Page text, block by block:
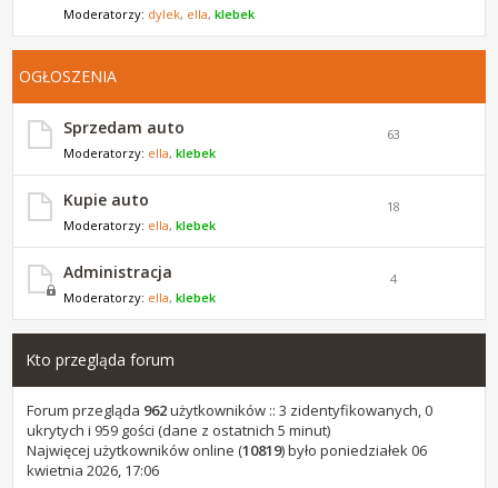
Moderatorzy: dylek, ella,klebek
OGŁOSZENIA
Sprzedam auto
Moderatorzy: ella,klebek
63
Kupie auto
Moderatorzy: ella,klebek
18
Administracja
Moderatorzy: ella,klebek
4
Kto przegląda forum
Forum przegląda 962użytkowników :: 3 zidentyfikowanych, 0
ukrytych i 959 gości (dane z ostatnich 5 minut)
Najwięcej użytkowników online (10819) było poniedziałek 06
kwietnia 2026, 17:06